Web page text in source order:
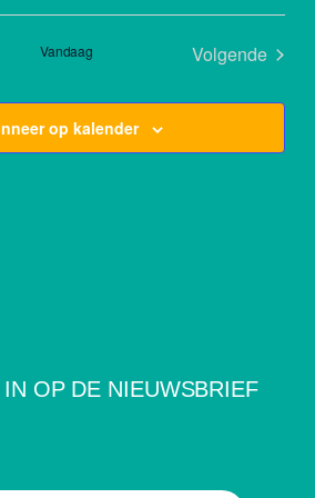
Vandaag
Volgende
op kalender
OP DE NIEUWSBRIEF